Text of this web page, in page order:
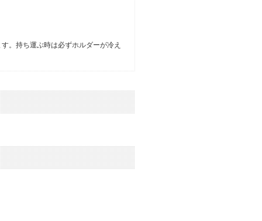
。持ち運ぶ時は必ずホルダーが冷え